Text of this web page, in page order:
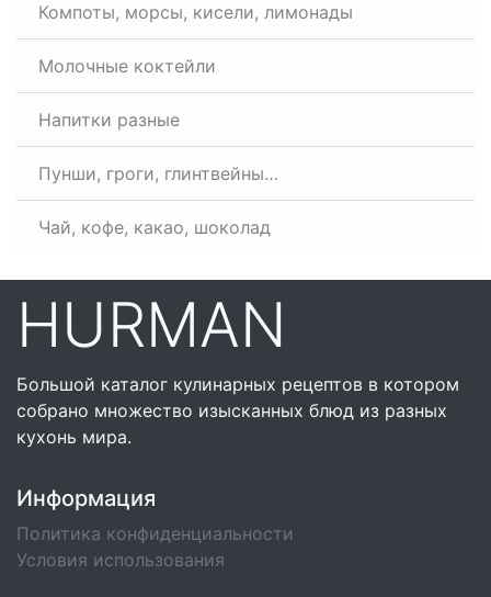
Компоты, морсы, кисели, лимонады
Молочные коктейли
Напитки разные
Пунши, гроги, глинтвейны…
Чай, кофе, какао, шоколад
HURMAN
Большой каталог кулинарных рецептов в котором
собрано множество изысканных блюд из разных
кухонь мира.
Информация
Политика конфиденциальности
Условия использования